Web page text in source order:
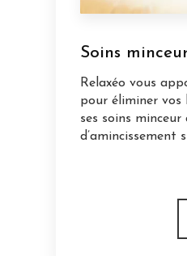
Soins
Relaxéo vous
pour éliminer vos
ses soins
d’amincissement